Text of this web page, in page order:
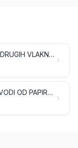
CELULOZA OD DRVA ILI DRUGIH VLAKNASTIH CELULOZNIH MATERIJALA; PAPIR I KARTON (OTPACI I OSTACI) NAMIJENJENI PONOVNOJ PRERADI
PAPIR I KARTON; PROIZVODI OD PAPIRNE MASE, PAPIRA ILI KARTONA